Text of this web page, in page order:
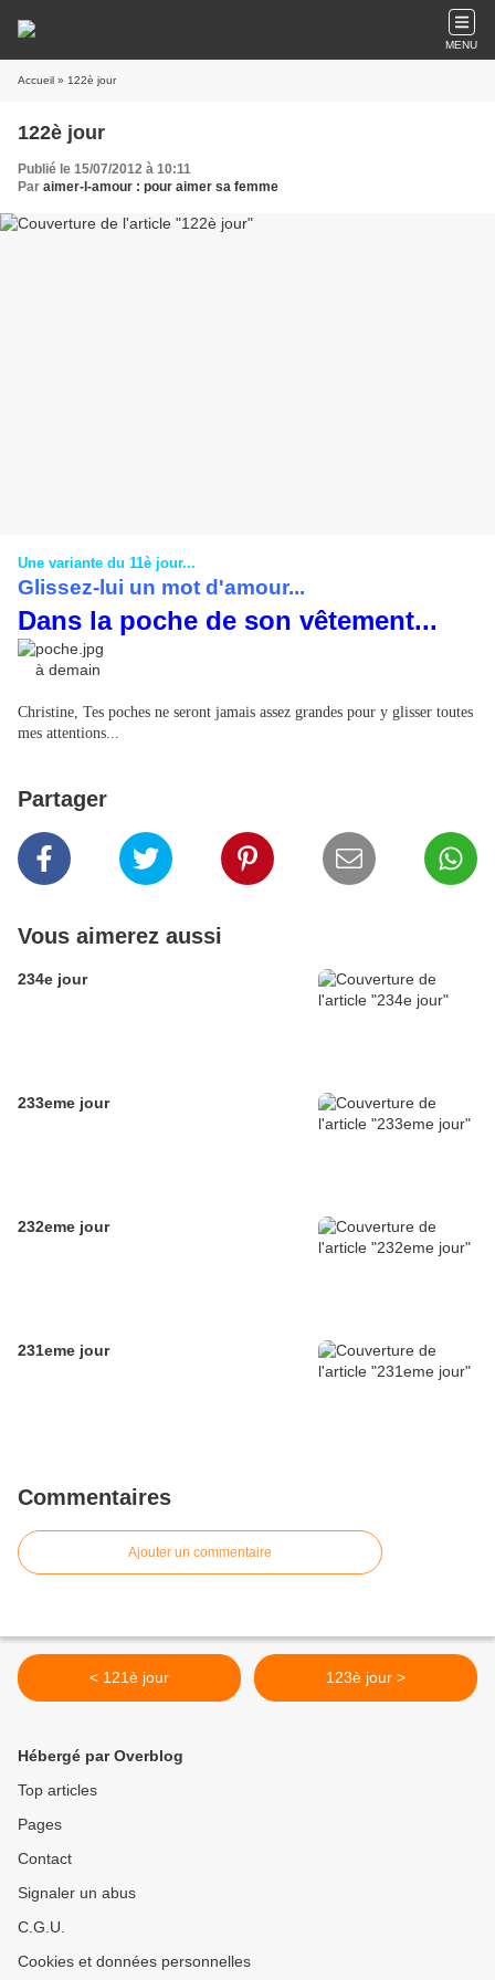
MENU
Accueil » 122è jour
122è jour
Publié le 15/07/2012 à 10:11
Par aimer-l-amour : pour aimer sa femme
Une variante du 11è jour...
Glissez-lui un mot d'amour...
Dans la poche de son vêtement...
à demain
Christine, Tes poches ne seront jamais assez grandes pour y glisser toutes
mes attentions...
Partager
Vous aimerez aussi
234e jour
233eme jour
232eme jour
231eme jour
Commentaires
Ajouter un commentaire
< 121è jour 123è jour >
Hébergé par Overblog
Top articles
Pages
Contact
Signaler un abus
C.G.U.
Cookies et données personnelles